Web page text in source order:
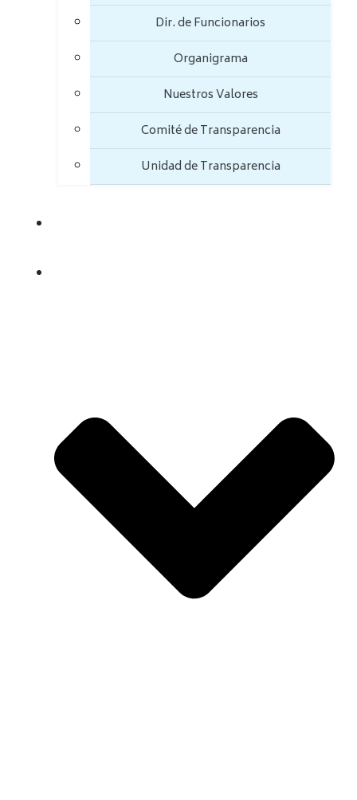
Dir. de Funcionarios
Organigrama
Nuestros Valores
Comité de Transparencia
Unidad de Transparencia